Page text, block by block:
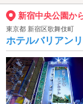
新宿中央公園か
東京都 新宿区歌舞伎町
ホテルバリアン